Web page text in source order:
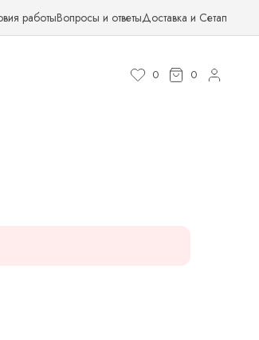
работыВопросы и ответыДоставка и Сетап
0 0